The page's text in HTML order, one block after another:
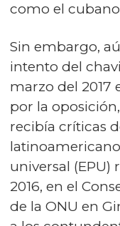
como el
Sin embargo,
intento del
marzo del 2017
por la
recibía críticas
universal (EPU)
2016, en el
de la ONU en